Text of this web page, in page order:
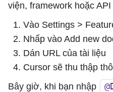
viện, framework hoặc API
Vào Settings >
Nhấp vào Add new
Dán URL của tài liệu
Cursor sẽ thu thập
Bây giờ, khi bạn nhập